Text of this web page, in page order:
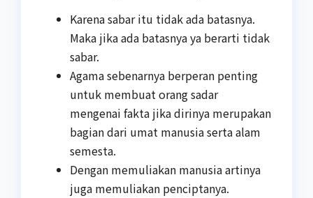
Karena sabar itu tidak ada batasnya.
Maka jika ada batasnya ya berarti tidak
sabar.
Agama sebenarnya berperan penting
untuk membuat orang sadar
mengenai fakta jika dirinya merupakan
bagian dari umat manusia serta alam
semesta.
Dengan memuliakan manusia artinya
juga memuliakan penciptanya.